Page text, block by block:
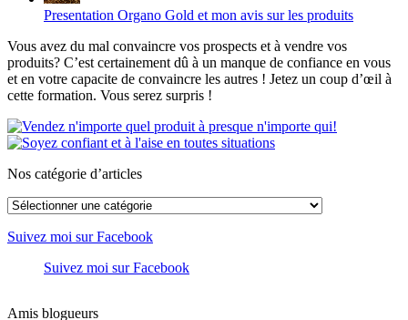
Presentation Organo Gold et mon avis sur les produits
Vous avez du mal convaincre vos prospects et à vendre vos
produits? C’est certainement dû à un manque de confiance en vous
et en votre capacite de convaincre les autres ! Jetez un coup d’œil à
cette formation. Vous serez surpris !
Nos catégorie d’articles
Nos
d’articles
Suivez moi sur Facebook
Suivez moi sur Facebook
Amis blogueurs